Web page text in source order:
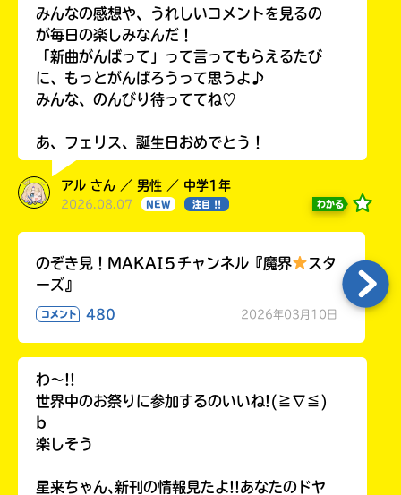
みんなの感想や、うれしいコメントを見るの
が毎日の楽しみなんだ！
「新曲がんばって」って言ってもらえるたび
に、もっとがんばろうって思うよ♪
みんな、のんびり待っててね♡
あ、フェリス、誕生日おめでとう！
アル さん ／ 男性 ／ 中学1年
2026.08.07 NEW 注目 !! わかる
のぞき見！MAKAI５チャンネル『魔界
スタ
ーズ』
コメント 480 2026年03月10日
わ〜!!
世界中のお祭りに参加するのいいね!(≧∇≦)
b
楽しそう
星来ちゃん､新刊の情報見たよ!!あなたのドヤ